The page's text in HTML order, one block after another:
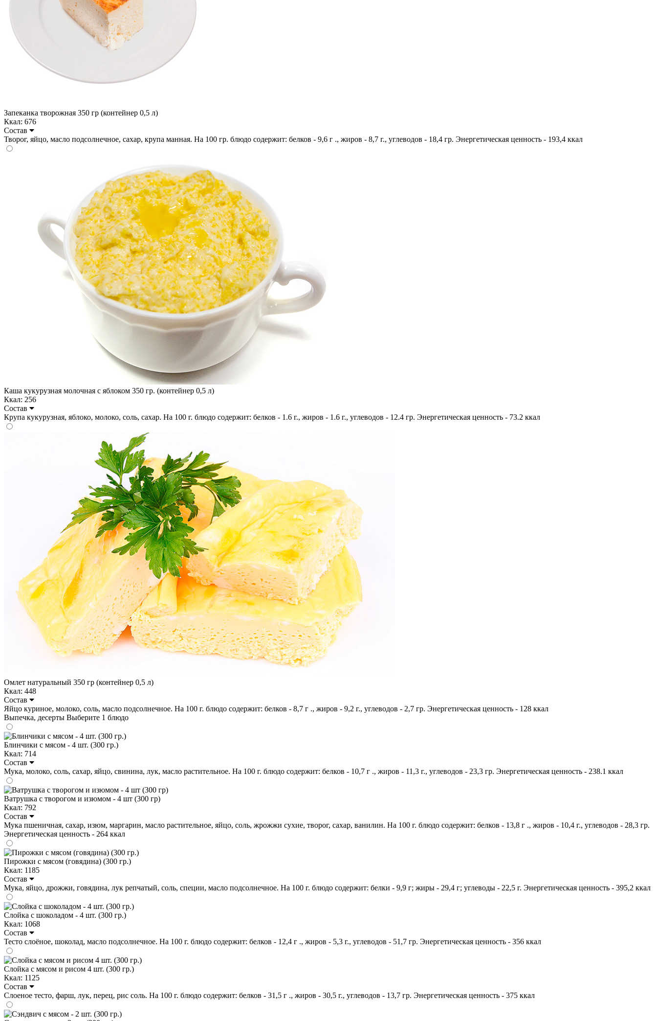
Запеканка творожная 350 гр (контейнер 0,5 л)
Ккал: 676
Состав
Творог, яйцо, масло подсолнечное, сахар, крупа манная. На 100 гр. блюдо содержит: белков - 9,6 г ., жиров - 8,7 г., углеводов - 18,4 гр. Энергетическая ценность - 193,4 ккал
Каша кукурузная молочная с яблоком 350 гр. (контейнер 0,5 л)
Ккал: 256
Состав
Крупа кукурузная, яблоко, молоко, соль, сахар. На 100 г. блюдо содержит: белков - 1.6 г., жиров - 1.6 г., углеводов - 12.4 гр. Энергетическая ценность - 73.2 ккал
Омлет натуральный 350 гр (контейнер 0,5 л)
Ккал: 448
Состав
Яйцо куриное, молоко, соль, масло подсолнечное. На 100 г. блюдо содержит: белков - 8,7 г ., жиров - 9,2 г., углеводов - 2,7 гр. Энергетическая ценность - 128 ккал
Выпечка, десерты Выберите 1 блюдо
Блинчики с мясом - 4 шт. (300 гр.)
Ккал: 714
Состав
Мука, молоко, соль, сахар, яйцо, свинина, лук, масло растительное. На 100 г. блюдо содержит: белков - 10,7 г ., жиров - 11,3 г., углеводов - 23,3 гр. Энергетическая ценность - 238.1 ккал
Ватрушка с творогом и изюмом - 4 шт (300 гр)
Ккал: 792
Состав
Мука пшеничная, сахар, изюм, маргарин, масло растительное, яйцо, соль, жрожжи сухие, творог, сахар, ванилин. На 100 г. блюдо содержит: белков - 13,8 г ., жиров - 10,4 г., углеводов - 28,3 гр.
Энергетическая ценность - 264 ккал
Пирожки с мясом (говядина) (300 гр.)
Ккал: 1185
Состав
Мука, яйцо, дрожжи, говядина, лук репчатый, соль, специи, масло подсолнечное. На 100 г. блюдо содержит: белки - 9,9 г; жиры - 29,4 г; углеводы - 22,5 г. Энергетическая ценность - 395,2 ккал
Слойка с шоколадом - 4 шт. (300 гр.)
Ккал: 1068
Состав
Тесто слоёное, шоколад, масло подсолнечное. На 100 г. блюдо содержит: белков - 12,4 г ., жиров - 5,3 г., углеводов - 51,7 гр. Энергетическая ценность - 356 ккал
Слойка с мясом и рисом 4 шт. (300 гр.)
Ккал: 1125
Состав
Слоеное тесто, фарш, лук, перец, рис соль. На 100 г. блюдо содержит: белков - 31,5 г ., жиров - 30,5 г., углеводов - 13,7 гр. Энергетическая ценность - 375 ккал